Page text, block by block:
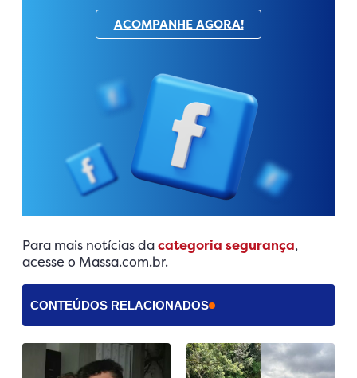
ACOMPANHE AGORA!
Para mais notícias dacategoria segurança,
acesse o Massa.com.br.
CONTEÚDOS RELACIONADOS